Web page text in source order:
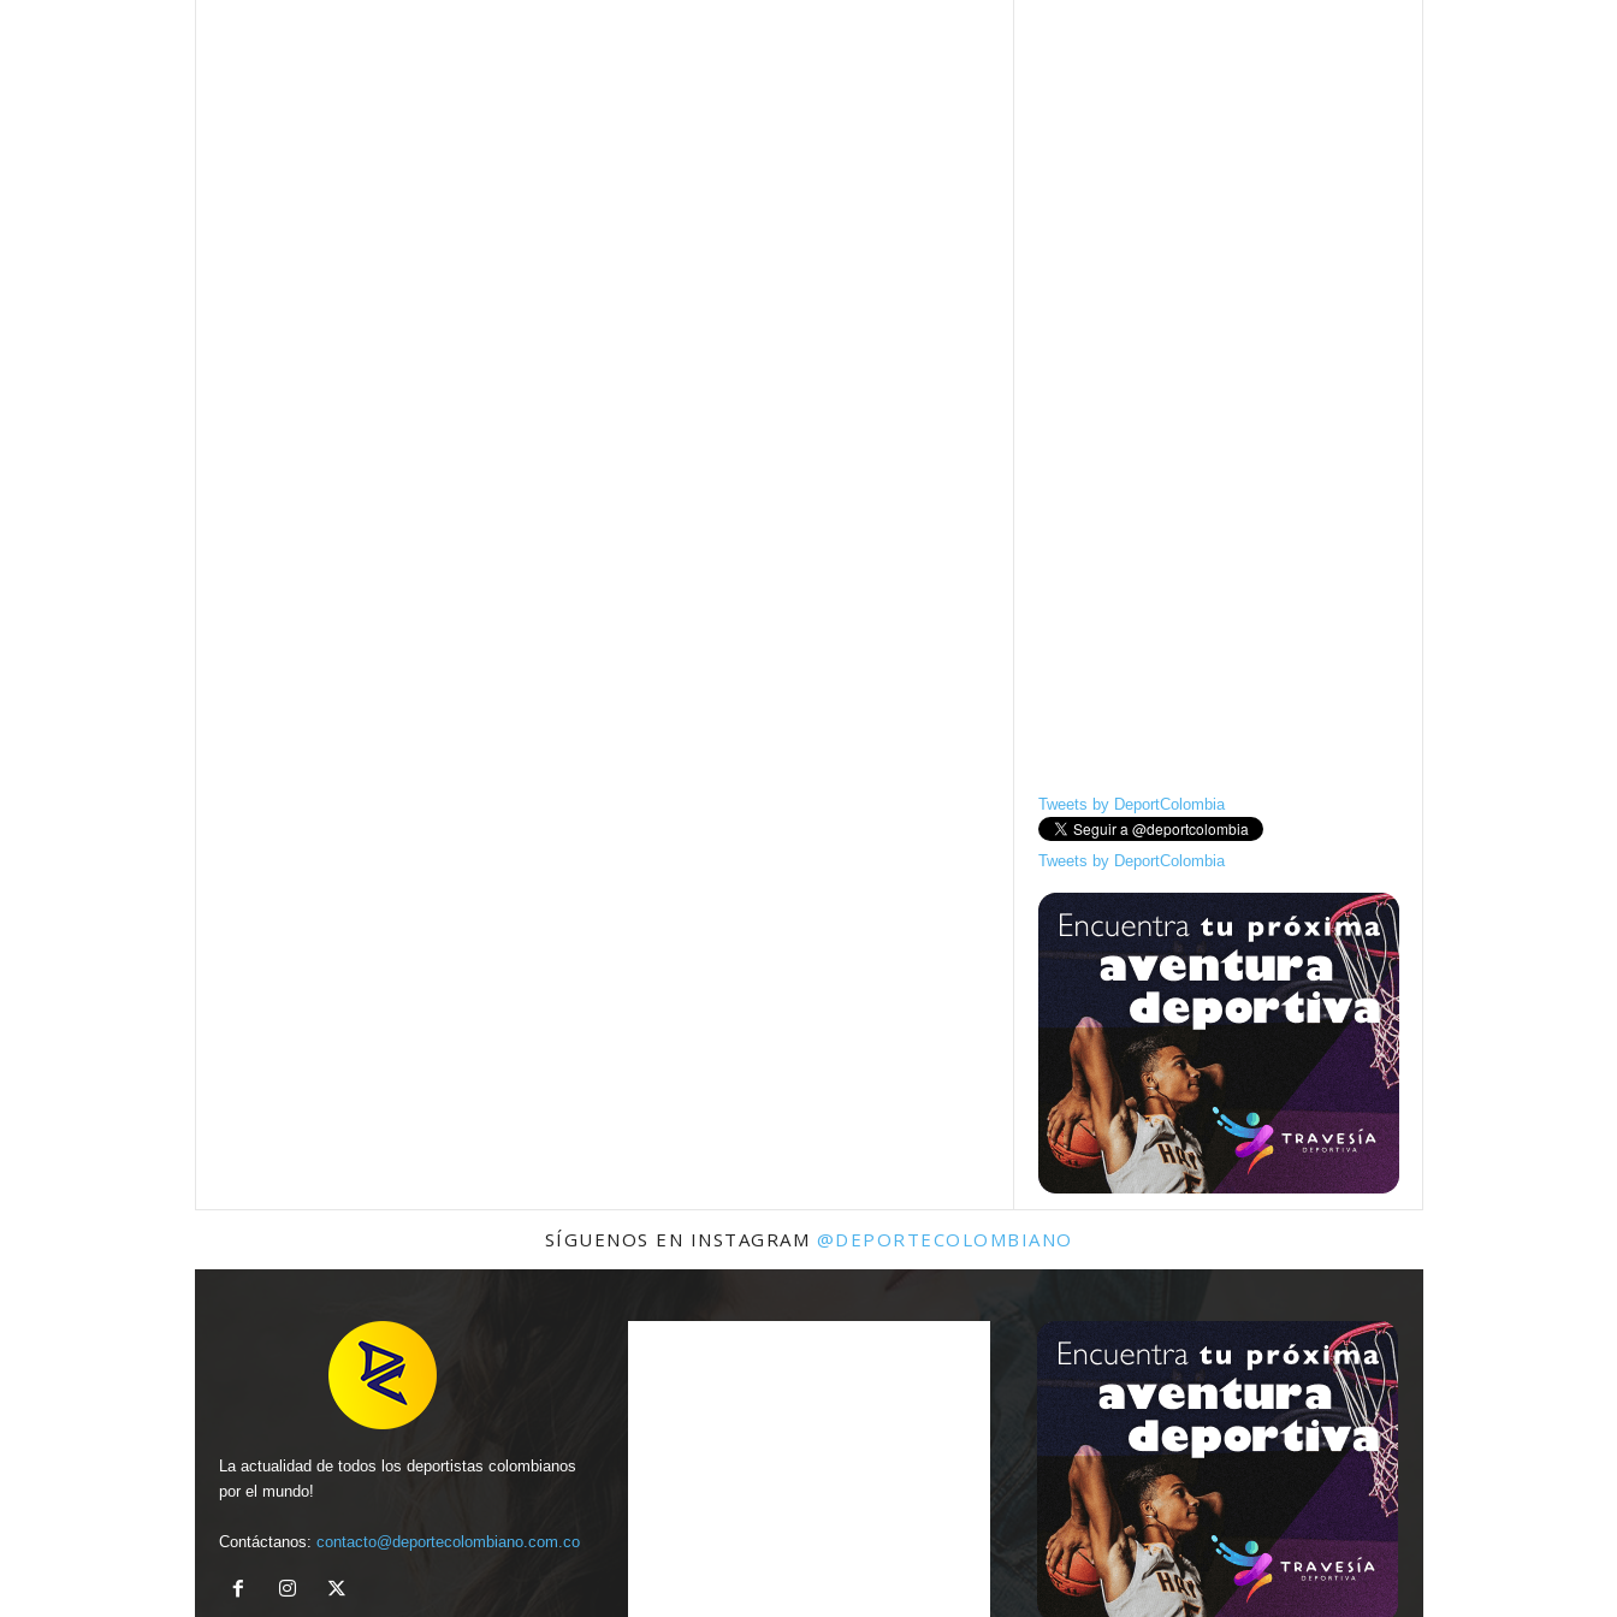
Tweets by DeportColombia
Tweets by DeportColombia
SÍGUENOS EN INSTAGRAM @DEPORTECOLOMBIANO
La actualidad de todos los deportistas colombianos
por el mundo!
Contáctanos: contacto@deportecolombiano.com.co